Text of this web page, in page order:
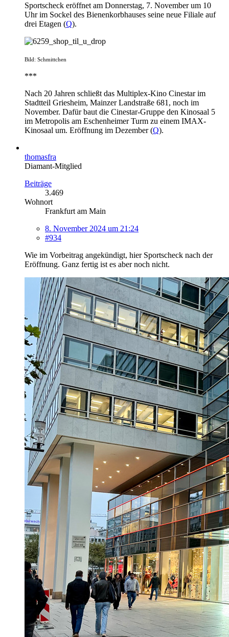
Sportscheck eröffnet am Donnerstag, 7. November um 10
Uhr im Sockel des Bienenkorbhauses seine neue Filiale auf
drei Etagen (Q).
Bild: Schmittchen
***
Nach 20 Jahren schließt das Multiplex-Kino Cinestar im
Stadtteil Griesheim, Mainzer Landstraße 681, noch im
November. Dafür baut die Cinestar-Gruppe den Kinosaal 5
im Metropolis am Eschenheimer Turm zu einem IMAX-
Kinosaal um. Eröffnung im Dezember (Q).
thomasfra
Diamant-Mitglied
Beiträge
3.469
Wohnort
Frankfurt am Main
8. November 2024 um 21:24
#934
Wie im Vorbeitrag angekündigt, hier Sportscheck nach der
Eröffnung. Ganz fertig ist es aber noch nicht.